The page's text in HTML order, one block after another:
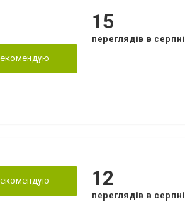
15
переглядів в серпні
12
переглядів в серпні